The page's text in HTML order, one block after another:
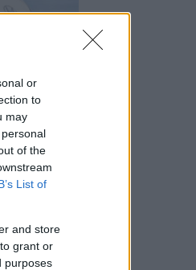
or
to
may
of the
List of
and store
grant or
purposes
finns